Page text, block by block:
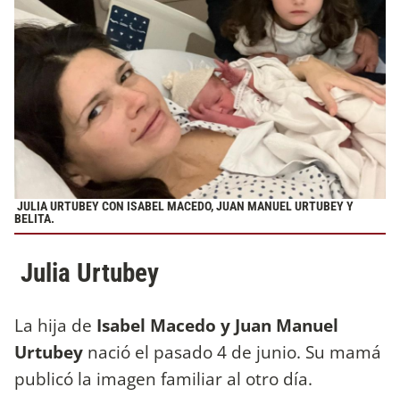
JULIA URTUBEY CON ISABEL MACEDO, JUAN MANUEL URTUBEY Y
BELITA.
Julia Urtubey
La hija de Isabel Macedo y Juan Manuel
Urtubey nació el pasado 4 de junio. Su mamá
publicó la imagen familiar al otro día.